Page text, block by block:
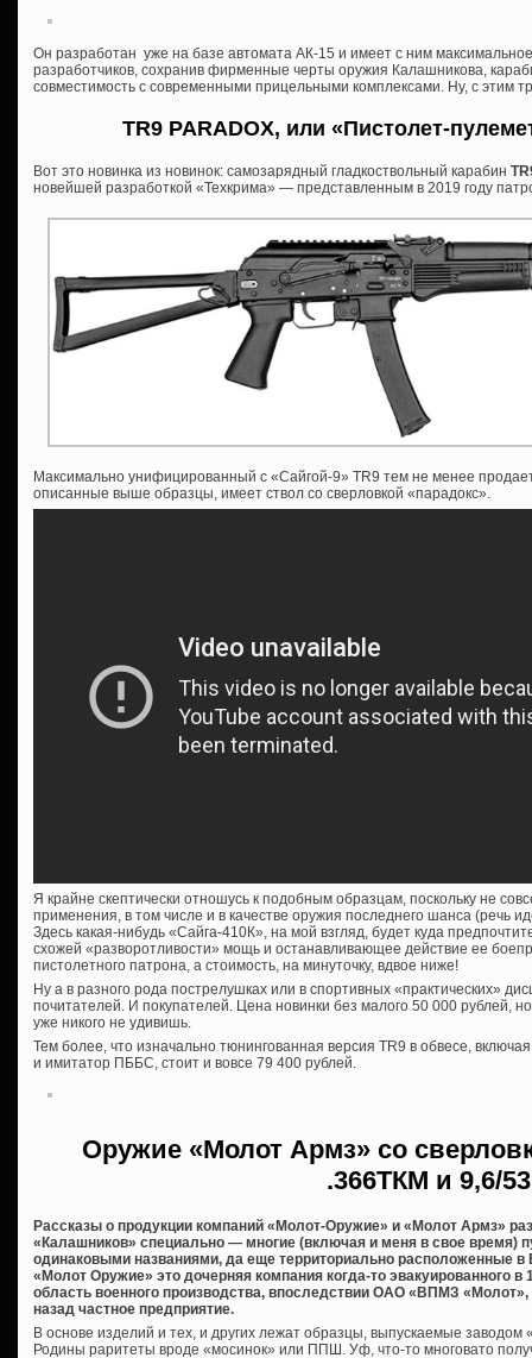
Он разработан уже на базе автомата АК-15 и имеет с ним
разработчиков, сохранив фирменные черты оружия Калашникова,
совместимость с современными прицельными комплексами. Ну, с этим
TR9 PARADOX, или «Пистолет-
Вот это новинка из новинок: самозарядный гладкоствольный карабин
новейшей разработкой «Техкрима» — представленным в 2019 году
Максимально унифицированный с «Сайгой-9» TR9 тем не менее
описанные выше образцы, имеет ствол со сверловкой «парадокс».
Я крайне скептически отношусь к подобным образцам, поскольку не
применения, в том числе и в качестве оружия последнего шанса (речь
Здесь какая-нибудь «Сайга-410К», на мой взгляд, будет куда
схожей «разворотливости» мощь и останавливающее действие ее
пистолетного патрона, а стоимость, на минуточку, вдвое ниже!
Ну а в разного рода пострелушках или в спортивных «практических»
почитателей. И покупателей. Цена новинки без малого 50 000 рублей,
уже никого не удивишь.
Тем более, что изначально тюнингованная версия TR9 в обвесе,
и имитатор ПББС, стоит и вовсе 79 400 рублей.
Оружие «Молот Армз» со
.366ТКМ и 9,6/53
Рассказы о продукции компаний «Молот-Оружие» и «Молот Армз»
«Калашников» специально — многие (включая и меня в свое время)
одинаковыми названиями, да еще территориально расположенные в
«Молот Оружие» это дочерняя компания когда-то эвакуированного в
область военного производства, впоследствии ОАО «ВПМЗ
назад частное предприятие.
В основе изделий и тех, и других лежат образцы, выпускаемые
Родины раритеты вроде «мосинок» или ППШ. Уф, что-то многовато